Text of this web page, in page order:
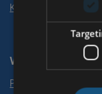
Karriere
Wasserschaden
Private Haushalte